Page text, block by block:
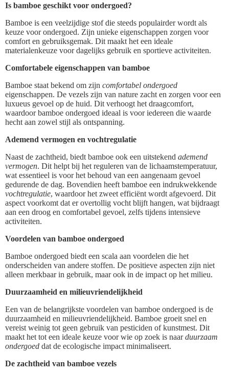
Is bamboe geschikt voor ondergoed?
Bamboe is een veelzijdige stof die steeds populairder wordt als
keuze voor ondergoed. Zijn unieke eigenschappen zorgen voor
comfort en gebruiksgemak. Dit maakt het een ideale
materialenkeuze voor dagelijks gebruik en sportieve activiteiten.
Comfortabele eigenschappen van bamboe
Bamboe staat bekend om zijn comfortabel ondergoed
eigenschappen. De vezels zijn van nature zacht en zorgen voor een
luxueus gevoel op de huid. Dit verhoogt het draagcomfort,
waardoor bamboe ondergoed ideaal is voor iedereen die waarde
hecht aan zowel stijl als ontspanning.
Ademend vermogen en vochtregulatie
Naast de zachtheid, biedt bamboe ook een uitstekend ademend
vermogen. Dit helpt bij het reguleren van de lichaamstemperatuur,
wat essentieel is voor het behoud van een aangenaam gevoel
gedurende de dag. Bovendien heeft bamboe een indrukwekkende
vochtregulatie, waardoor het zweet efficiënt wordt afgevoerd. Dit
aspect voorkomt dat er overtollig vocht blijft hangen, wat bijdraagt
aan een droog en comfortabel gevoel, zelfs tijdens intensieve
activiteiten.
Voordelen van bamboe ondergoed
Bamboe ondergoed biedt een scala aan voordelen die het
onderscheiden van andere stoffen. De positieve aspecten zijn niet
alleen merkbaar in gebruik, maar ook in de impact op het milieu.
Duurzaamheid en milieuvriendelijkheid
Een van de belangrijkste voordelen van bamboe ondergoed is de
duurzaamheid en milieuvriendelijkheid. Bamboe groeit snel en
vereist weinig tot geen gebruik van pesticiden of kunstmest. Dit
maakt het tot een ideale keuze voor wie op zoek is naarduurzaam
ondergoed dat de ecologische impact minimaliseert.
De zachtheid van bamboe vezels